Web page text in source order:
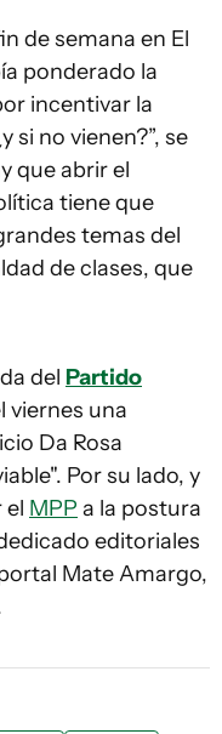
de semana en El
ponderado la
incentivar la
si no vienen?”, se
que abrir el
tiene que
temas del
de clases, que
del Partido
viernes una
Da Rosa
Por su lado, y
el MPP a la postura
editoriales
Mate Amargo,